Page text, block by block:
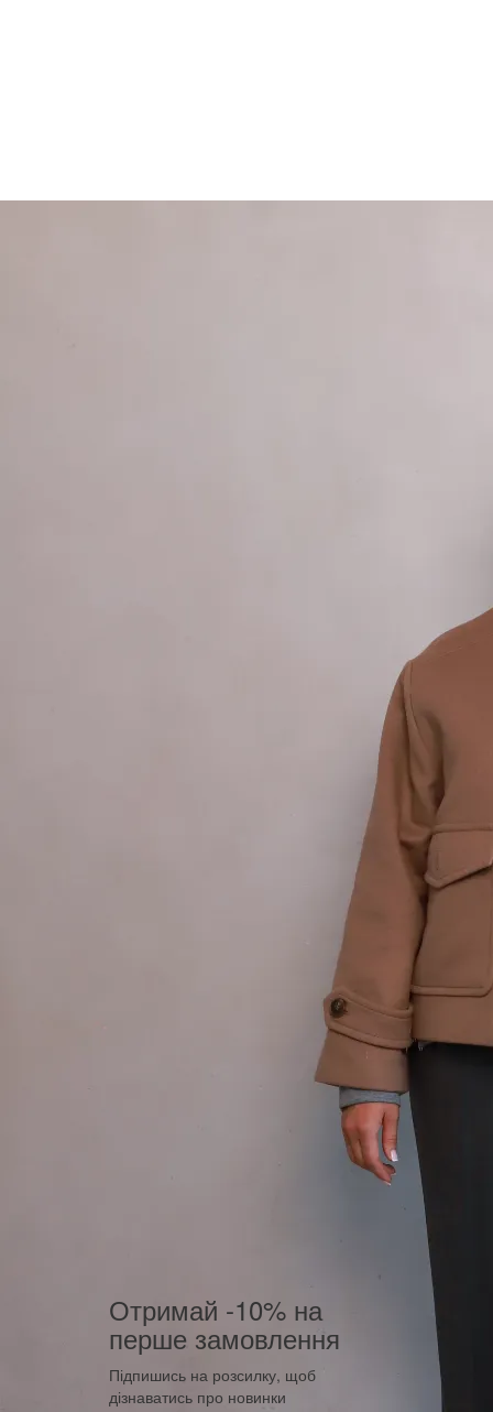
Отримай -10% на
перше замовлення
Підпишись на розсилку, щоб
дізнаватись про новинки